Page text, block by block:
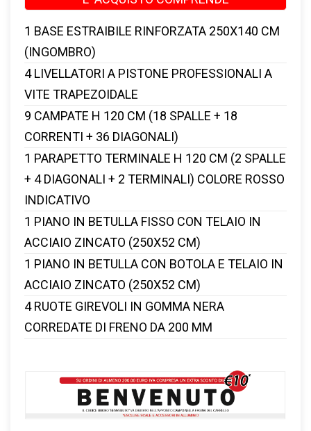
1 BASE ESTRAIBILE RINFORZATA 250X140 CM
(INGOMBRO)
4 LIVELLATORI A PISTONE PROFESSIONALI A
VITE TRAPEZOIDALE
9 CAMPATE H 120 CM (18 SPALLE + 18
CORRENTI + 36 DIAGONALI)
1 PARAPETTO TERMINALE H 120 CM (2 SPALLE
+ 4 DIAGONALI + 2 TERMINALI) COLORE ROSSO
INDICATIVO
1 PIANO IN BETULLA FISSO CON TELAIO IN
ACCIAIO ZINCATO (250X52 CM)
1 PIANO IN BETULLA CON BOTOLA E TELAIO IN
ACCIAIO ZINCATO (250X52 CM)
4 RUOTE GIREVOLI IN GOMMA NERA
CORREDATE DI FRENO DA 200 MM